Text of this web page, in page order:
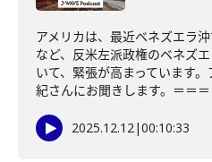
アメリカは、最近ベネズエラ
など、反米左派政権のベネズ
いて、緊張が高まっています
紀さんにお聞きします。＝＝
2025.12.12|00:10:33